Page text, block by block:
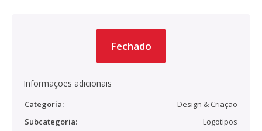
Fechado
Informações adicionais
Categoria:
Design & Criação
Subcategoria:
Logotipos